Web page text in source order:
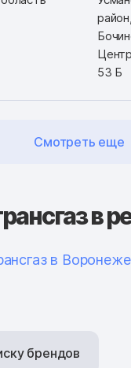
53 Б
Смотреть еще
в
в
брендов